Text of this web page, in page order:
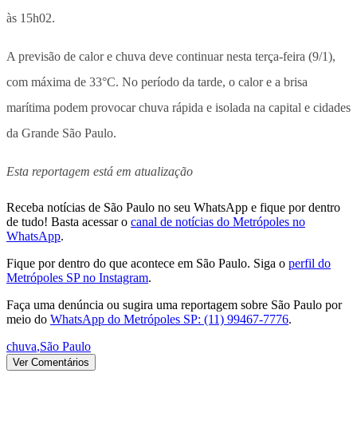
às 15h02.
A previsão de calor e chuva deve continuar nesta terça-feira (9/1),
com máxima de 33°C. No período da tarde, o calor e a brisa
marítima podem provocar chuva rápida e isolada na capital e cidades
da Grande São Paulo.
Esta reportagem está em atualização
Receba notícias de São Paulo no seu WhatsApp e fique por dentro
de tudo! Basta acessar o canal de notícias do Metrópoles no
WhatsApp.
Fique por dentro do que acontece em São Paulo. Siga o perfil do
Metrópoles SP no Instagram.
Faça uma denúncia ou sugira uma reportagem sobre São Paulo por
meio do WhatsApp do Metrópoles SP: (11) 99467-7776.
chuva,São Paulo
Ver Comentários